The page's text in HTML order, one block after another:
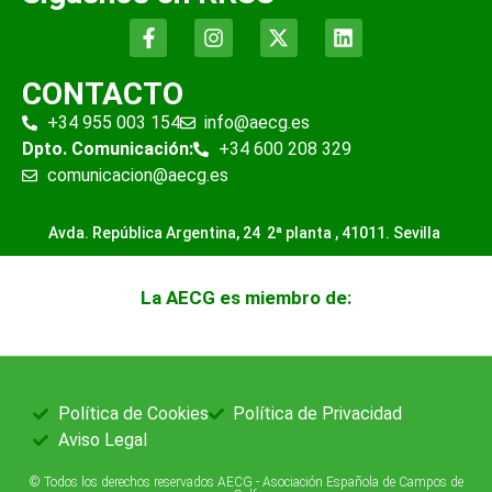
CONTACTO
+34 955 003 154
info@aecg.es
Dpto. Comunicación:
+34 600 208 329
comunicacion@aecg.es
Avda. República Argentina, 24 2ª planta , 41011. Sevilla
La AECG es miembro de:
© Todos los derechos reservados AECG - Asociación Española de Campos de
Política de Cookies
Política de Privacidad
Aviso Legal